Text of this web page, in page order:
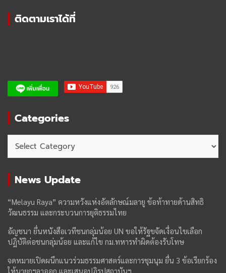
ติดตามเราได้ที่
Categories
News Update
“Melayu Raya” ความหวังแห่งอัตลักษณ์มลายู ข้อท้าทายด้านสิทธิ
วัฒนธรรม และกระบวนการยุติธรรมไทย
อัญชนา ยื่นหนังสือเวทีชนกลุ่มน้อย UN ขอให้รัฐขจัดเงื่อนไขเลือก
ปฏิบัติต่อชนกลุ่มน้อย และแก้ไข กม.ทหารทำผิดต้องรับโทษ
จดหมายเปิดผนึกแนวร่วมธรรมศาสตร์และการชุมนุม ยื่น 3 ข้อเรียกร้อง
ให้นายกฯลาออก และเสนอปฏิรูปสถาบันฯ